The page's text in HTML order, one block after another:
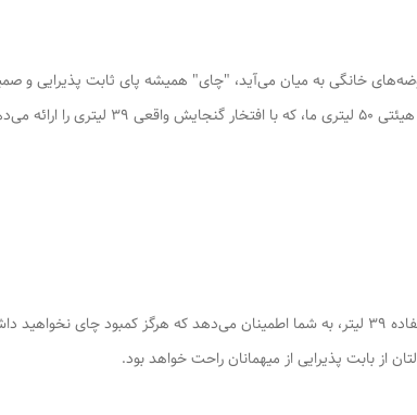
خانگی به میان می‌آید، "چای" همیشه پای ثابت پذیرایی و
کیفیت و سرعت مناسب، نیازمند ابزاری
با وجود حجم کلی 50 لیتر، این سماور با گنجایش واقعی و قابل استفاده 39 لیتر، به شما
از بابت پذیرایی از میهمانان راحت خواهد بود.